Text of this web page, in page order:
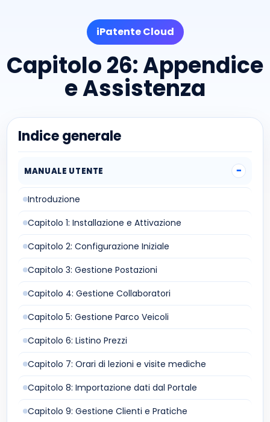
iPatente Cloud
Capitolo 26: Appendice
e Assistenza
Indice generale
MANUALE UTENTE
Introduzione
Capitolo 1: Installazione e Attivazione
Capitolo 2: Configurazione Iniziale
Capitolo 3: Gestione Postazioni
Capitolo 4: Gestione Collaboratori
Capitolo 5: Gestione Parco Veicoli
Capitolo 6: Listino Prezzi
Capitolo 7: Orari di lezioni e visite mediche
Capitolo 8: Importazione dati dal Portale
Capitolo 9: Gestione Clienti e Pratiche